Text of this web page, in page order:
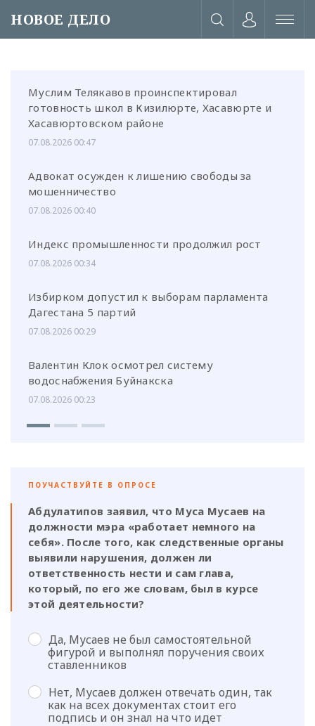
НОВОЕ ДЕЛО
Муслим Телякавов проинспектировал
готовность школ в Кизилюрте, Хасавюрте и
Хасавюртовском районе
07.08.2026 00:47
Адвокат осужден к лишению свободы за
мошенничество
07.08.2026 00:40
Индекс промышленности продолжил рост
07.08.2026 00:34
Избирком допустил к выборам парламента
Дагестана 5 партий
07.08.2026 00:29
Валентин Клок осмотрел систему
водоснабжения Буйнакска
07.08.2026 00:23
ПОУЧАСТВУЙТЕ В ОПРОСЕ
Абдулатипов заявил, что Муса Мусаев на
должности мэра «работает немного на
себя». После того, как следственные органы
выявили нарушения, должен ли
ответственность нести и сам глава,
который, по его же словам, был в курсе
этой деятельности?
Да, Мусаев не был самостоятельной
фигурой и выполнял поручения своих
ставленников
Нет, Мусаев должен отвечать один, так
как на всех документах стоит его
подпись и он знал на что идет